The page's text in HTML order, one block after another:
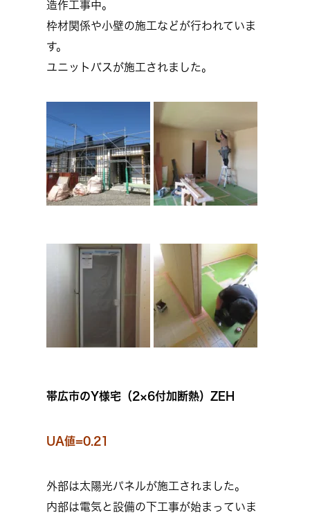
造作工事中。
枠材関係や小壁の施工などが行われていま
す。
ユニットバスが施工されました。
帯広市のY様宅（2×6付加断熱）ZEH
UA値=0.21
外部は太陽光パネルが施工されました。
内部は電気と設備の下工事が始まっていま